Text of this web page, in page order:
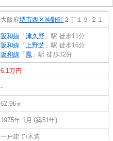
大阪府堺市西区神野町 ２丁１９-２１
阪和線 「 津久野 」駅 徒歩11分
阪和線 「 上野芝 」駅 徒歩16分
阪和線 「 鳳 」駅 徒歩32分
6.1万円
-
62.96㎡
1975年 1月 (築51年)
一戸建て/木造